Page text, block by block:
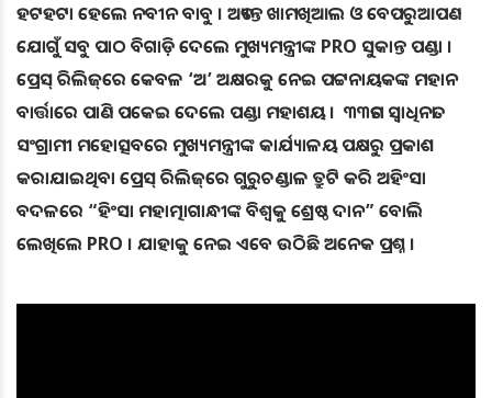
ହଟହଟା ହେଲେ ନବୀନ ବାବୁ । ଅତ୍ୟନ୍ତ ଖାମଖିଆଲ ଓ ବେପରୁଆପଣ
ଯୋଗୁଁ ସବୁ ପାଠ ବିଗାଡ଼ି ଦେଲେ ମୁଖ୍ୟମନ୍ତ୍ରୀଙ୍କ PRO ସୁକାନ୍ତ ପଣ୍ଡା ।
ପ୍ରେସ୍‌ ରିଲିଜ୍‌ରେ କେବଳ ‘ଅ’ ଅକ୍ଷରକୁ ନେଇ ପଟ୍ଟନାୟକଙ୍କ ମହାନ
ବାର୍ତ୍ତାରେ ପାଣି ପକେଇ ଦେଲେ ପଣ୍ଡା ମହାଶୟ । ୩୩ତମ ସ୍ୱାଧିନତା
ସଂଗ୍ରାମୀ ମହୋତ୍ସବରେ ମୁଖ୍ୟମନ୍ତ୍ରୀଙ୍କ କାର୍ଯ୍ୟାଳୟ ପକ୍ଷରୁ ପ୍ରକାଶ
କରାଯାଇଥିବା ପ୍ରେସ୍ ରିଲିଜ୍‌ରେ ଗୁରୁଚଣ୍ଡାଳ ତ୍ରୁଟି କରି ଅହିଂସା
ବଦଳରେ “ହିଂସା ମହାତ୍ମାଗାନ୍ଧୀଙ୍କ ବିଶ୍ୱକୁ ଶ୍ରେଷ୍ଠ ଦାନ” ବୋଲି
ଲେଖିଲେ PRO । ଯାହାକୁ ନେଇ ଏବେ ଉଠିଛି ଅନେକ ପ୍ରଶ୍ନ ।